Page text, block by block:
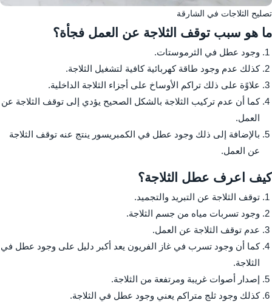
تصليح الثلاجات في الشارقة
ما هو سبب توقف الثلاجة عن العمل فجأة؟
وجود عطل في الثرموستات.
كذلك عدم وجود طاقة كهربائية كافية لتشغيل الثلاجة.
علاوًة على ذلك تراكم الأوساخ على أجزاء الثلاجة الداخلية.
كما أن عدم تركيب الثلاجة بالشكل الصحيح يؤدي إلى توقف الثلاجة عن
العمل.
بالإضافة إلى ذلك وجود عطل في الكمبريسور ينتج عنه توقف الثلاجة
عن العمل.
كيف اعرف عطل الثلاجة؟
توقف الثلاجة عن التبريد والتجميد.
وجود تسربات مياه من جسم الثلاجة.
عدم توقف الثلاجة عن العمل.
كما أن وجود تسرب في غاز الفريون يعد أكبر دليل على وجود عطل في
الثلاجة.
إصدار أصوات غريبة ومرتفعة من الثلاجة.
كذلك وجود ثلج متراكم يعني وجود عطل في الثلاجة.